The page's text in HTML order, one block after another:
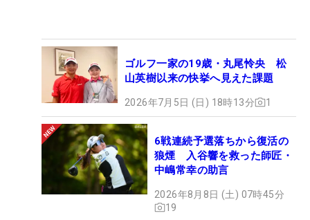
ゴルフ一家の19歳・丸尾怜央 松
山英樹以来の快挙へ見えた課題
2026年7月5日 (日) 18時13分 1
6戦連続予選落ちから復活の
狼煙 入谷響を救った師匠・
中嶋常幸の助言
2026年8月8日 (土) 07時45分
19